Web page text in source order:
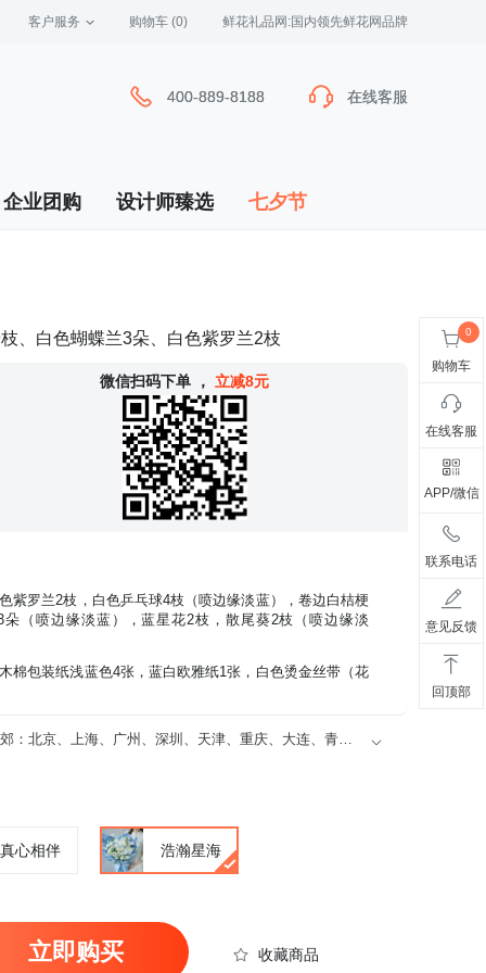
客户服务 购物车 (0) 鲜花礼品网:国内领先鲜花网品牌
400-889-8188 在线客服
400-889-8188 在线客服
企业团购 设计师臻选 七夕节
、白色蝴蝶兰3朵、白色紫罗兰2枝
微信扫码下单 ， 立减8元
紫罗兰2枝，白色乒乓球4枝（喷边缘淡蓝），卷边白桔梗
（喷边缘淡蓝），蓝星花2枝，散尾葵2枝（喷边缘淡
棉包装纸浅蓝色4张，蓝白欧雅纸1张，白色烫金丝带（花
“精品鲜花”限送40个城市的市区及近郊：北京、上海、广州、深圳、天津、重庆、大连、青岛、苏州、厦门、宁波、温州、无锡、珠海、东莞、佛山，及其他省会城市（石家庄、太原、呼和浩特、沈阳、长春、哈尔滨、南京、杭州、合肥、福州、南昌、济南、郑州、武汉、长沙、南宁、海口、成都、贵阳、昆明、西安、兰州、银川、乌鲁木齐）
真心相伴 浩瀚星海
立即购买 收藏商品
购物车
在线客服
APP/微信
联系电话
意见反馈
回顶部